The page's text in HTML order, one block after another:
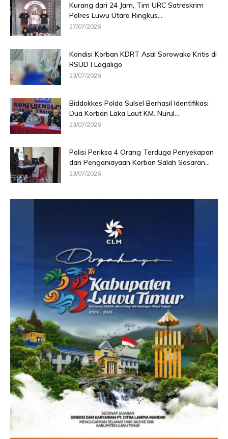
Kurang dari 24 Jam, Tim URC Satreskrim
Polres Luwu Utara Ringkus...
27/07/2026
Kondisi Korban KDRT Asal Sorowako Kritis di
RSUD I Lagaligo
23/07/2026
Biddokkes Polda Sulsel Berhasil Identifikasi
Dua Korban Laka Laut KM. Nurul...
23/07/2026
Polisi Periksa 4 Orang Terduga Penyekapan
dan Penganiayaan Korban Salah Sasaran...
23/07/2026